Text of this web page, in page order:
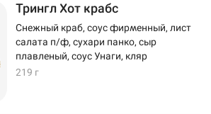
Трингл Хот крабс
Снежный краб, соус фирменный, лист
салата п/ф, сухари панко, сыр
плавленый, соус Унаги, кляр
219 г